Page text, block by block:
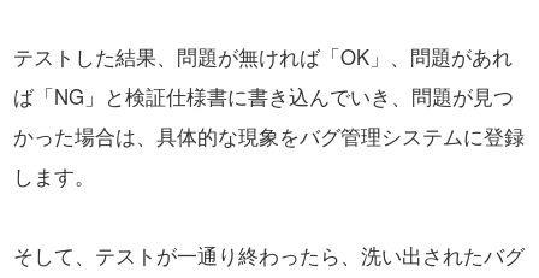
テストした結果、問題が無ければ「OK」、問題があれ
ば「NG」と検証仕様書に書き込んでいき、 問題が見つ
かった場合は、具体的な現象をバグ管理システムに登録
します。
そして、テストが一通り終わったら、洗い出されたバグ